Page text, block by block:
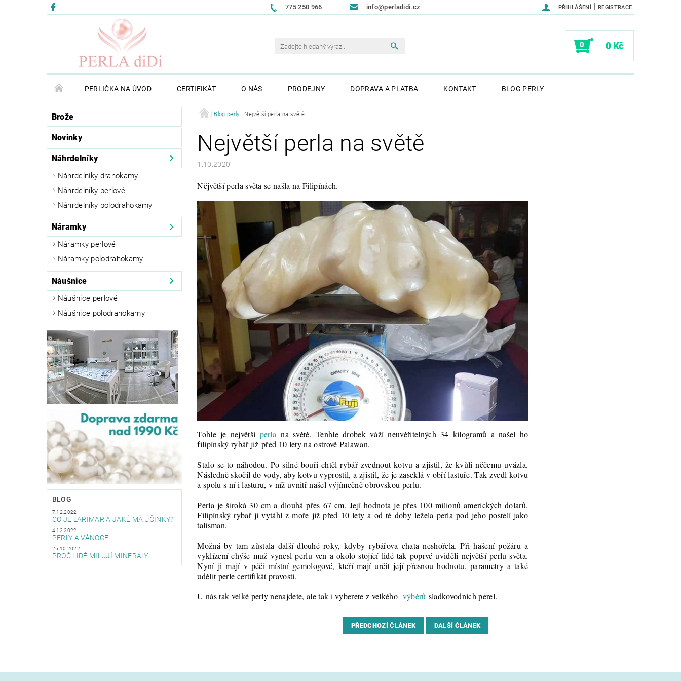
775 250 966 info@perladidi.cz PŘIHLÁŠENÍ | REGISTRACE
0 0 Kč
PERLIČKA NA ÚVOD CERTIFIKÁT O NÁS PRODEJNY DOPRAVA A PLATBA KONTAKT BLOG PERLY
Brože
Náhrdelníky
Náhrdelníky drahokamy
Náhrdelníky perlové
Náhrdelníky polodrahokamy
Náramky
Náramky perlové
Náramky polodrahokamy
Náušnice
Náušnice perlové
Náušnice polodrahokamy
Novinky
BLOG
7.12.2022
CO JE LARIMAR A JAKÉ MÁ ÚČINKY?
4.12.2022
PERLY A VÁNOCE
25.10.2022
PROČ LIDÉ MILUJÍ MINERÁLY
Blog perly Největší perla na světě
Největší perla na světě
1.10.2020
Nějvětší perla světa se našla na Filipínách.
Tohle je největší perla na světě. Tenhle drobek váží neuvěřitelných 34 kilogramů a našel ho
filipínský rybář již před 10 lety na ostrově Palawan.
Stalo se to náhodou. Po silné bouři chtěl rybář zvednout kotvu a zjistil, že kvůli něčemu uvázla.
Následně skočil do vody, aby kotvu vyprostil, a zjistil, že je zaseklá v obří lastuře. Tak zvedl kotvu
a spolu s ní i lasturu, v níž uvnitř našel výjímečně obrovskou perlu.
Perla je široká 30 cm a dlouhá přes 67 cm. Její hodnota je přes 100 milionů amerických dolarů.
Filipínský rybař ji vytáhl z moře již před 10 lety a od té doby ležela perla pod jeho postelí jako
talisman.
Možná by tam zůstala další dlouhé roky, kdyby rybářova chata neshořela. Při hašení požáru a
vyklízení chýše muž vynesl perlu ven a okolo stojící lidé tak poprvé uviděli největší perlu světa.
Nyní ji mají v péči místní gemologové, kteří mají určit její přesnou hodnotu, parametry a také
udělit perle certifikát pravosti.
U nás tak velké perly nenajdete, ale tak i vyberete z velkého výběrů sladkovodních perel.
PŘEDCHOZÍ ČLÁNEK DALŠÍ ČLÁNEK